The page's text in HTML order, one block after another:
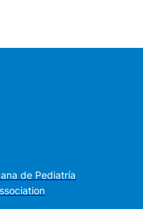
de Pediatría